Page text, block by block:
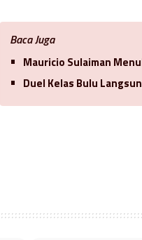
Baca Juga
Mauricio Sulaiman
Duel Kelas Bulu